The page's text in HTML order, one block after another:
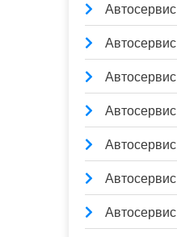
Автосервис
Автосервис
Автосервис
Автосервис
Автосервис
Автосервис
Автосервис